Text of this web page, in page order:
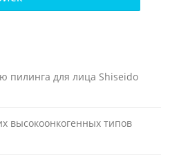
пилинга для лица Shiseido
высокоонкогенных типов